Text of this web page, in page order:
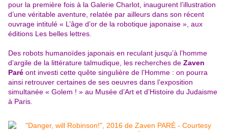
pour la première fois à la Galerie Charlot, inaugurent l’illustration
d’une véritable aventure, relatée par ailleurs dans son récent
ouvrage intitulé « L’âge d’or de la robotique japonaise », aux
éditions Les belles lettres.
Des robots humanoïdes japonais en reculant jusqu’à l’homme
d’argile de la littérature talmudique, les recherches de Zaven
Paré ont investi cette quête singulière de l’Homme : on pourra
ainsi retrouver certaines de ses oeuvres dans l’exposition
simultanée « Golem ! » au Musée d’Art et d’Histoire du Judaisme
à Paris.